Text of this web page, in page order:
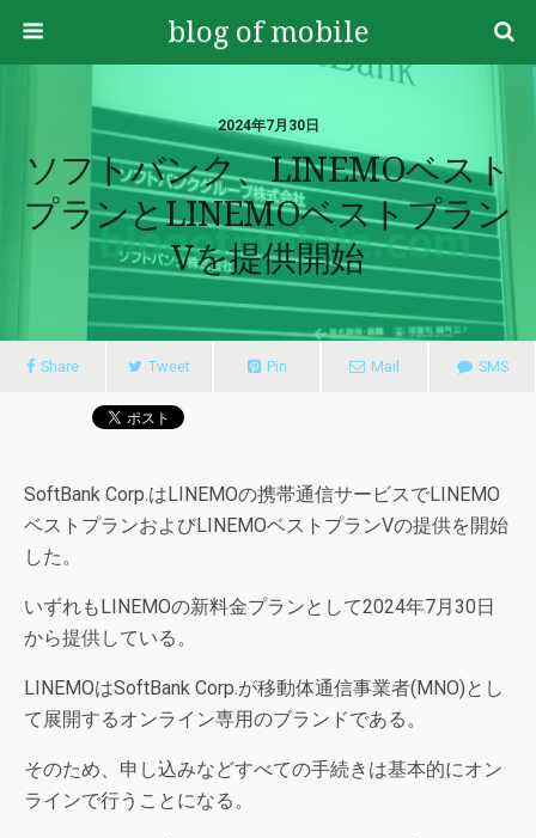
blog of mobile
2024年7月30日
ソフトバンク、LINEMOベスト
プランとLINEMOベストプラン
Vを提供開始
Share Tweet Pin Mail SMS
SoftBank Corp.はLINEMOの携帯通信サービスでLINEMO
ベストプランおよびLINEMOベストプランVの提供を開始
した。
いずれもLINEMOの新料金プランとして2024年7月30日
から提供している。
LINEMOはSoftBank Corp.が移動体通信事業者(MNO)とし
て展開するオンライン専用のブランドである。
そのため、申し込みなどすべての手続きは基本的にオン
ラインで行うことになる。